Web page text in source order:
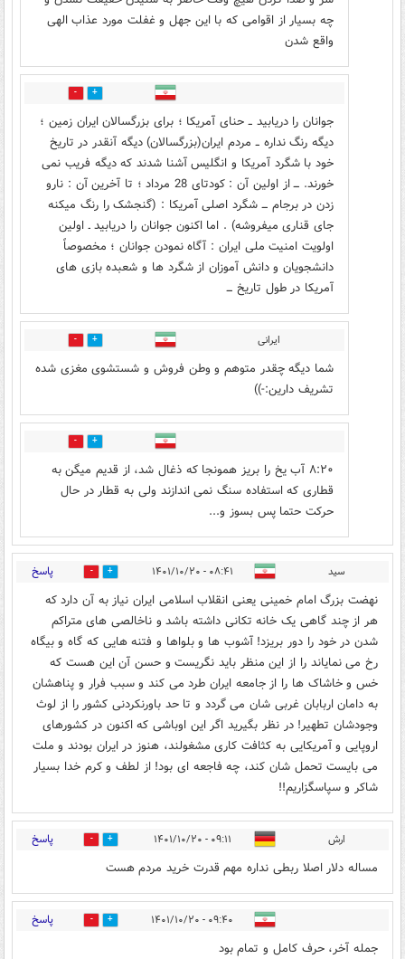
چه بسیار از اقوامی که با این جهل و غفلت مورد عذاب الهی
واقع شدن
1
جوانان را دریابید ــ حنای آمریکا ؛ برای بزرگسالان ایران زمین ؛
دیگه رنگ نداره ــ مردم ایران(بزرگسالان) دیگه آنقدر در تاریخ
خود با شگرد آمریکا و انگلیس آشنا شدند که دیگه فریب نمی
خورند. ـــ از اولین آن : کودتای 28 مرداد ؛ تا آخرین آن : نارو
زدن در برجام ـــ شگرد اصلی آمریکا : (گنجشک را رنگ میکنه
جای قناری میفروشه) . اما اکنون جوانان را دریابید ـ اولین
اولویت امنیت ملی ایران : آگاه نمودن جوانان ؛ مخصوصاً
دانشجویان و دانش آموزان از شگرد ها و شعبده بازی های
آمریکا در طول تاریخ ـــ
ایرانی 0
شما دیگه چقدر متوهم و وطن فروش و شستشوی مغزی شده
تشریف دارین:-))
0
۸:۲۰ آب یخ را بریز همونجا که ذغال شد، از قدیم میگن به
قطاری که استفاده سنگ نمی اندازند ولی به قطار در حال
حرکت حتما پس بسوز و...
سید ۰۸:۴۱ - ۱۴۰۱/۱۰/۲۰ 0 پاسخ
نهضت بزرگ امام خمینی یعنی انقلاب اسلامی ایران نیاز به آن دارد که
هر از چند گاهی یک خانه تکانی داشته باشد و ناخالصی های متراکم
شدن در خود را دور بریزد! آشوب ها و بلواها و فتنه هایی که گاه و بیگاه
رخ می نمایاند را از این منظر باید نگریست و حسن آن این هست که
خس و خاشاک ها را از جامعه ایران طرد می کند و سبب فرار و پناهشان
به دامان اربابان غربی شان می گردد و تا حد باورنکردنی کشور را از لوث
وجودشان تطهیر! در نظر بگیرید اگر این اوباشی که اکنون در کشورهای
اروپایی و آمریکایی به کثافت کاری مشغولند، هنوز در ایران بودند و ملت
می بایست تحمل شان کند، چه فاجعه ای بود! از لطف و کرم خدا بسیار
شاکر و سپاسگزاریم!!
ارش ۰۹:۱۱ - ۱۴۰۱/۱۰/۲۰ 0 پاسخ
مساله دلار اصلا ربطی نداره مهم قدرت خرید مردم هست
۰۹:۴۰ - ۱۴۰۱/۱۰/۲۰ 0 پاسخ
جمله آخر، حرف کامل و تمام بود